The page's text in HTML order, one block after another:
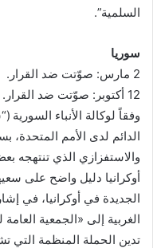
السلمية”.
سوريا
2 مارس: صوّتت ضد القرار.
12 أكتوبر: صوّتت ضد القرار.
وفقاً لوكالة الأنباء
الدائم لدى الأمم المتحدة،
والاستفزازي الذي تنتهجه
أوكرانيا دليل واضح على
الجديدة في أوكرانيا، في
الغربية إلى «الجمعية
تدين الحملة المنظمة التي